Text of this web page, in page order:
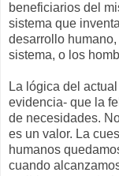
beneficiarios del
sistema que
desarrollo
sistema, o los
La lógica del
evidencia- que la
de necesidades.
es un valor. La
humanos
cuando